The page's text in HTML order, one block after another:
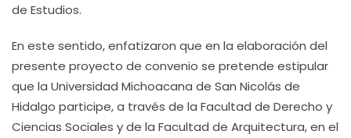
de Estudios.
En este sentido, enfatizaron que en la elaboración del
presente proyecto de convenio se pretende estipular
que la Universidad Michoacana de San Nicolás de
Hidalgo participe, a través de la Facultad de Derecho y
Ciencias Sociales y de la Facultad de Arquitectura, en el